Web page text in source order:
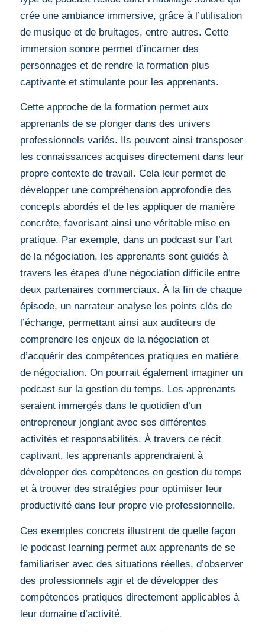
crée une ambiance immersive, grâce à l’utilisation
de musique et de bruitages, entre autres. Cette
immersion sonore permet d’incarner des
personnages et de rendre la formation plus
captivante et stimulante pour les apprenants.
Cette approche de la formation permet aux
apprenants de se plonger dans des univers
professionnels variés. Ils peuvent ainsi transposer
les connaissances acquises directement dans leur
propre contexte de travail. Cela leur permet de
développer une compréhension approfondie des
concepts abordés et de les appliquer de manière
concrète, favorisant ainsi une véritable mise en
pratique. Par exemple, dans un podcast sur l’art
de la négociation, les apprenants sont guidés à
travers les étapes d’une négociation difficile entre
deux partenaires commerciaux. À la fin de chaque
épisode, un narrateur analyse les points clés de
l’échange, permettant ainsi aux auditeurs de
comprendre les enjeux de la négociation et
d’acquérir des compétences pratiques en matière
de négociation. On pourrait également imaginer un
podcast sur la gestion du temps. Les apprenants
seraient immergés dans le quotidien d’un
entrepreneur jonglant avec ses différentes
activités et responsabilités. À travers ce récit
captivant, les apprenants apprendraient à
développer des compétences en gestion du temps
et à trouver des stratégies pour optimiser leur
productivité dans leur propre vie professionnelle.
Ces exemples concrets illustrent de quelle façon
le podcast learning permet aux apprenants de se
familiariser avec des situations réelles, d’observer
des professionnels agir et de développer des
compétences pratiques directement applicables à
leur domaine d’activité.